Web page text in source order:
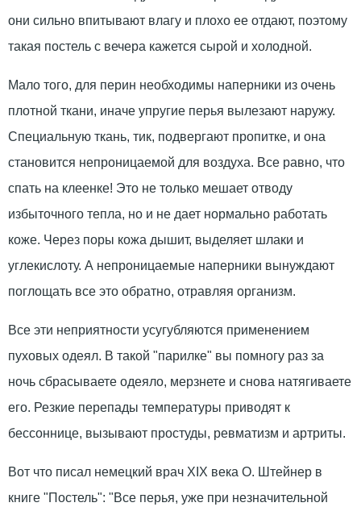
они сильно впитывают влагу и плохо ее отдают, поэтому
такая постель с вечера кажется сырой и холодной.
Мало того, для перин необходимы наперники из очень
плотной ткани, иначе упругие перья вылезают наружу.
Специальную ткань, тик, подвергают пропитке, и она
становится непроницаемой для воздуха. Все равно, что
спать на клеенке! Это не только мешает отводу
избыточного тепла, но и не дает нормально работать
коже. Через поры кожа дышит, выделяет шлаки и
углекислоту. А непроницаемые наперники вынуждают
поглощать все это обратно, отравляя организм.
Все эти неприятности усугубляются применением
пуховых одеял. В такой "парилке" вы помногу раз за
ночь сбрасываете одеяло, мерзнете и снова натягиваете
его. Резкие перепады температуры приводят к
бессоннице, вызывают простуды, ревматизм и артриты.
Вот что писал немецкий врач XIX века О. Штейнер в
книге "Постель": "Все перья, уже при незначительной